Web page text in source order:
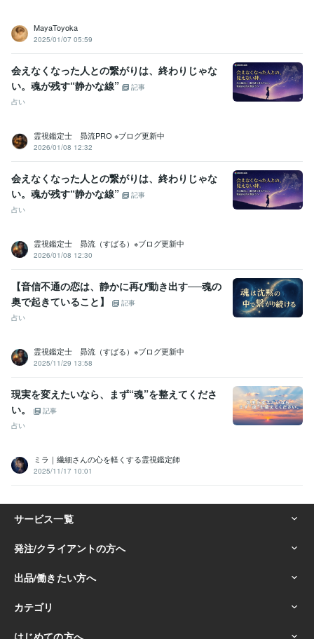
実用英語技能検定準1級
認定レイキヒーラー
得意分野
悩み相談・カウンセリング クリスタルカードリーディング
MayaToyoka
2025/01/07 05:59
会えなくなった人との繋がりは、終わりじゃな
い。魂が残す“静かな線”
記事
占い
霊視鑑定士 昴流PRO ※ブログ更新中
2026/01/08 12:32
会えなくなった人との繋がりは、終わりじゃな
い。魂が残す“静かな線”
記事
占い
霊視鑑定士 昴流（すばる）※ブログ更新中
2026/01/08 12:30
【音信不通の恋は、静かに再び動き出す──魂の
奥で起きていること】
記事
占い
霊視鑑定士 昴流（すばる）※ブログ更新中
2025/11/29 13:58
現実を変えたいなら、まず“魂”を整えてくださ
い。
記事
占い
ミラ｜繊細さんの心を軽くする霊視鑑定師
2025/11/17 10:01